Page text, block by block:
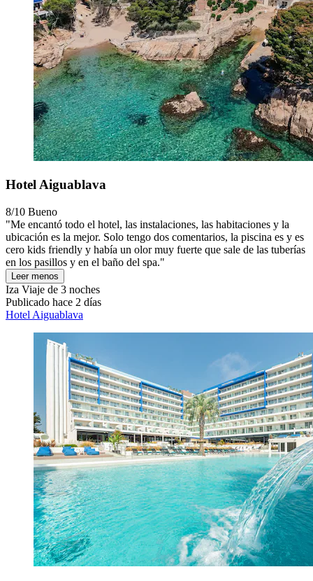
Hotel Aiguablava
8/10 Bueno
"Me encantó todo el hotel, las instalaciones, las habitaciones y la
ubicación es la mejor. Solo tengo dos comentarios, la piscina es y es
cero kids friendly y había un olor muy fuerte que sale de las tuberías
en los pasillos y en el baño del spa."
Leer menos
Iza Viaje de 3 noches
Publicado hace 2 días
Hotel Aiguablava